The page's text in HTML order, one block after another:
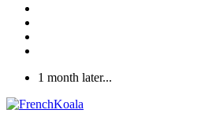
1 month later...